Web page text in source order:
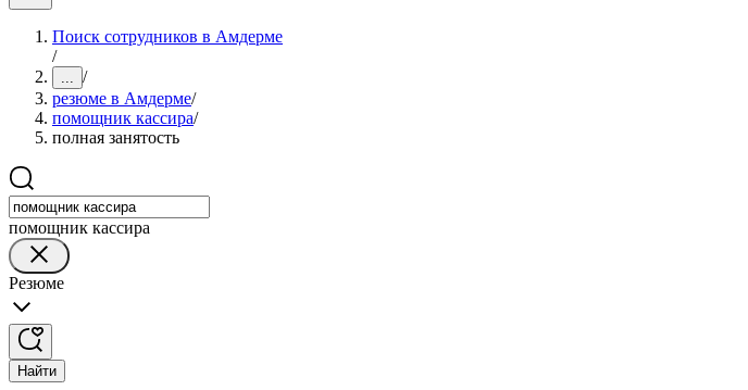
Поиск сотрудников в Амдерме
/
... /
резюме в Амдерме/
помощник кассира/
полная занятость
помощник кассира
Резюме
Найти